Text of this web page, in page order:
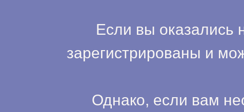
Если вы оказались
зарегистрированы и
Однако, если вам